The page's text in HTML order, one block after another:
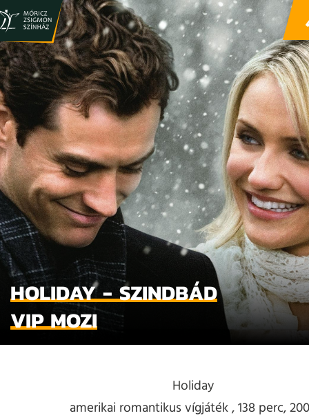
HOLIDAY - SZINDBÁD
VIP MOZI
Holiday
amerikai romantikus vígjáték , 138 perc,